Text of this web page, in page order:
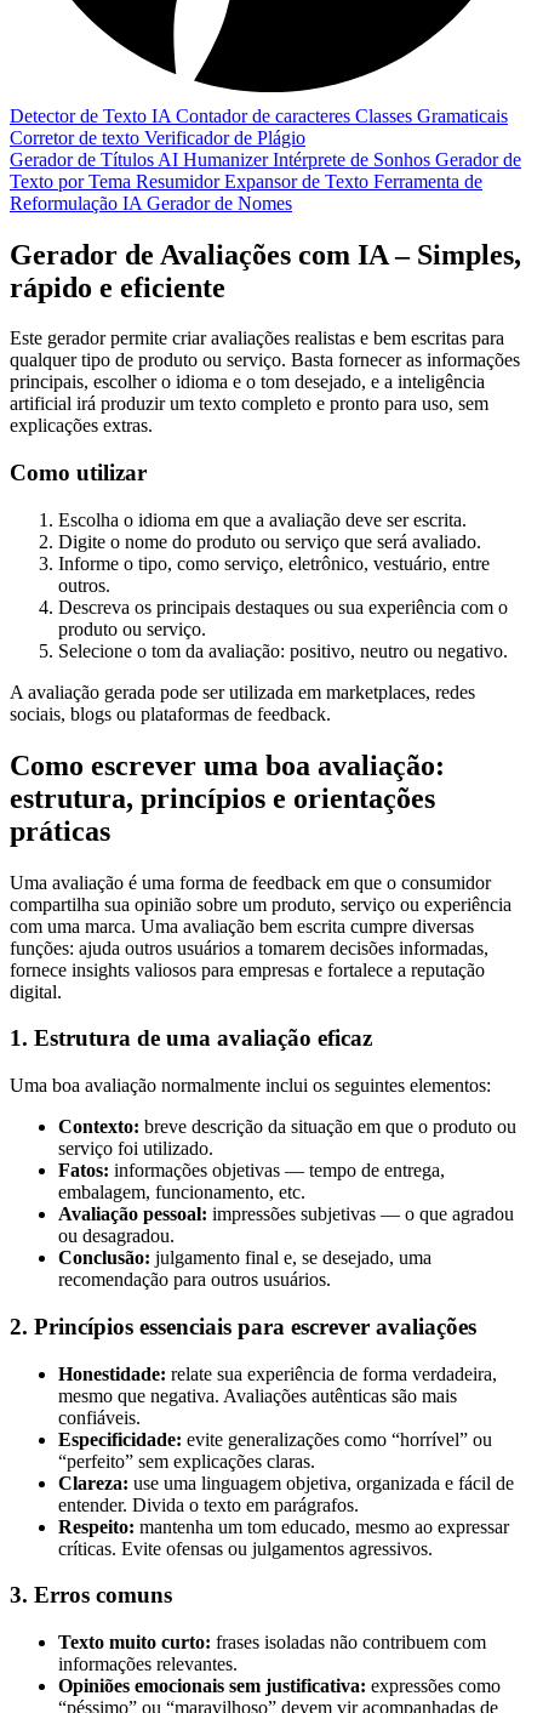
Detector de Texto IA Contador de caracteres Classes Gramaticais
Corretor de texto Verificador de Plágio
Gerador de Títulos AI HumanizerIntérprete de Sonhos Gerador de
Texto por Tema ResumidorExpansor de Texto Ferramenta de
Reformulação IA Gerador de Nomes
Gerador de Avaliações com IA – Simples,
rápido e eficiente
Este gerador permite criar avaliações realistas e bem escritas para
qualquer tipo de produto ou serviço. Basta fornecer as informações
principais, escolher o idioma e o tom desejado, e a inteligência
artificial irá produzir um texto completo e pronto para uso, sem
explicações extras.
Como utilizar
Escolha o idioma em que a avaliação deve ser escrita.
Digite o nome do produto ou serviço que será avaliado.
Informe o tipo, como serviço, eletrônico, vestuário, entre
outros.
Descreva os principais destaques ou sua experiência com o
produto ou serviço.
Selecione o tom da avaliação: positivo, neutro ou negativo.
A avaliação gerada pode ser utilizada em marketplaces, redes
sociais, blogs ou plataformas de feedback.
Como escrever uma boa avaliação:
estrutura, princípios e orientações
práticas
Uma avaliação é uma forma de feedback em que o consumidor
compartilha sua opinião sobre um produto, serviço ou experiência
com uma marca. Uma avaliação bem escrita cumpre diversas
funções: ajuda outros usuários a tomarem decisões informadas,
fornece insights valiosos para empresas e fortalece a reputação
digital.
1. Estrutura de uma avaliação eficaz
Uma boa avaliação normalmente inclui os seguintes elementos:
Contexto: breve descrição da situação em que o produto ou
serviço foi utilizado.
Fatos: informações objetivas — tempo de entrega,
embalagem, funcionamento, etc.
Avaliação pessoal: impressões subjetivas — o que agradou
ou desagradou.
Conclusão: julgamento final e, se desejado, uma
recomendação para outros usuários.
2. Princípios essenciais para escrever avaliações
Honestidade: relate sua experiência de forma verdadeira,
mesmo que negativa. Avaliações autênticas são mais
confiáveis.
Especificidade: evite generalizações como “horrível” ou
“perfeito” sem explicações claras.
Clareza: use uma linguagem objetiva, organizada e fácil de
entender. Divida o texto em parágrafos.
Respeito: mantenha um tom educado, mesmo ao expressar
críticas. Evite ofensas ou julgamentos agressivos.
3. Erros comuns
Texto muito curto: frases isoladas não contribuem com
informações relevantes.
Opiniões emocionais sem justificativa: expressões como
“péssimo” ou “maravilhoso” devem vir acompanhadas de